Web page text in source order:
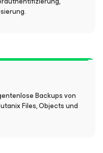
Backups von
Files, Objects und